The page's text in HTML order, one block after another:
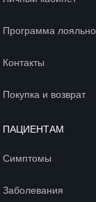
Программа
Контакты
Покупка и возврат
ПАЦИЕНТАМ
Симптомы
Заболевания